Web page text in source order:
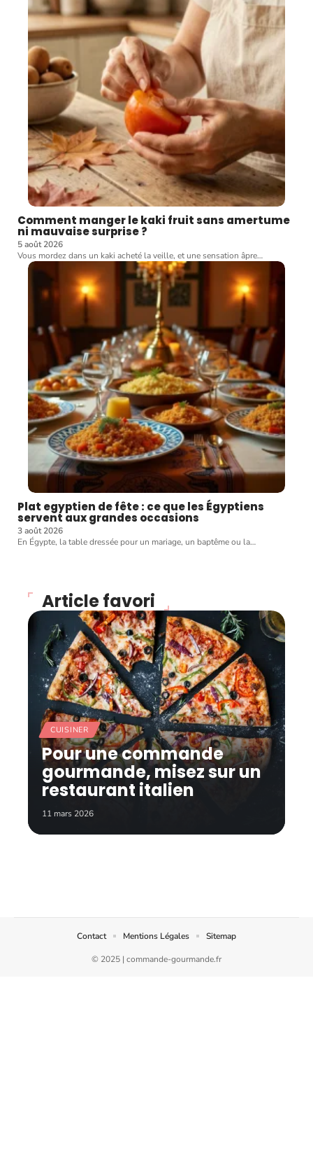
Comment manger le kaki fruit sans amertume
ni mauvaise surprise ?
5 août 2026
Vous mordez dans un kaki acheté la veille, et une sensation âpre…
Plat egyptien de fête : ce que les Égyptiens
servent aux grandes occasions
3 août 2026
En Égypte, la table dressée pour un mariage, un baptême ou la…
Article favori
CUISINER
Pour une commande
gourmande, misez sur un
restaurant italien
11 mars 2026
© 2025 | commande-gourmande.fr
Contact Mentions Légales Sitemap